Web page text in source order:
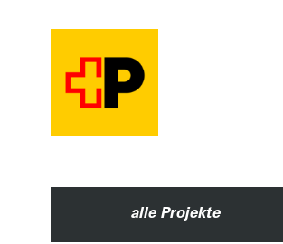
alle Projekte